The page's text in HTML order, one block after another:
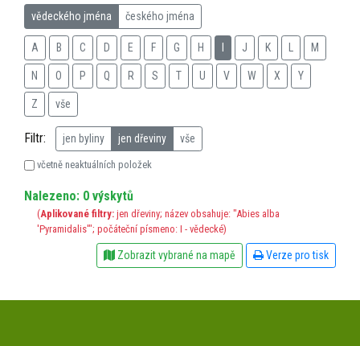
vědeckého jména českého jména
A B C D E F G H J K M
N O P Q R S T U V W X Y
Z vše
Filtr: jen byliny jen dřeviny vše
včetně neaktuálních položek
Nalezeno: 0 výskytů
(Aplikované filtry: jen dřeviny; název obsahuje: "Abies alba
'Pyramidalis'"; počáteční písmeno: I - vědecké)
Zobrazit vybrané na mapě Verze pro tisk